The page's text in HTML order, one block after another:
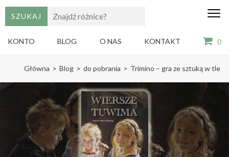
KONTO BLOG O NAS KONTAKT 0
content
Gry,
i
książki
dla
Główna > Blog > do pobrania > Trimino – gra ze sztuką w tle